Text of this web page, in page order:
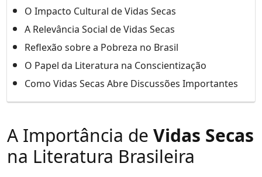
O Impacto Cultural de Vidas Secas
A Relevância Social de Vidas Secas
Reflexão sobre a Pobreza no Brasil
O Papel da Literatura na Conscientização
Como Vidas Secas Abre Discussões Importantes
A Importância de Vidas Secas
na Literatura Brasileira